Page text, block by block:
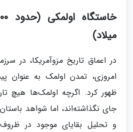
میلاد)
در اعماق تاریخ مزوآمریکا، در
امروزی، تمدن اولمک به عنوان
ظهور کرد. اگرچه اولمک‌ها هیچ
جای نگذاشته‌اند، اما شواهد
و تحلیل بقایای موجود در